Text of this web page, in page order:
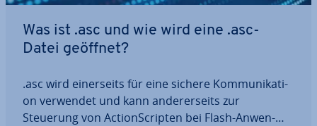
Was ist .asc und wie wird eine .asc-
Datei geöffnet?
.asc wird ei­ner­seits für eine sichere Kom­mu­ni­ka­ti­
on verwendet und kann an­de­rer­seits zur
Steuerung von Ac­tion­S­crip­ten bei Flash-An­wen­